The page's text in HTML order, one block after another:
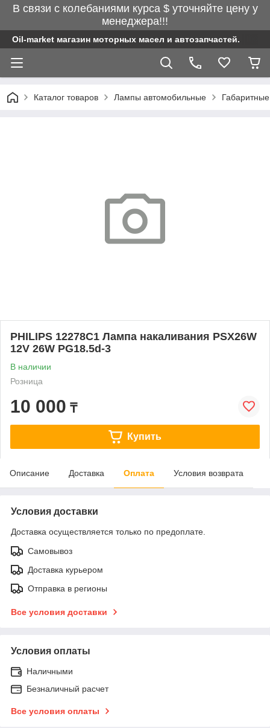
В связи с колебаниями курса $ уточняйте цену у
менеджера!!!
Oil-market магазин моторных масел и автозапчастей.
Каталог товаров Лампы автомобильные
PHILIPS 12278C1 Лампа накаливания PSX26W
12V 26W PG18.5d-3
В наличии
Розница
10 000 ₸
Купить
Описание Доставка Оплата Условия возврата
Условия доставки
Доставка осуществляется только по предоплате.
Самовывоз
Доставка курьером
Отправка в регионы
Все условия доставки
Условия оплаты
Наличными
Безналичный расчет
Все условия оплаты